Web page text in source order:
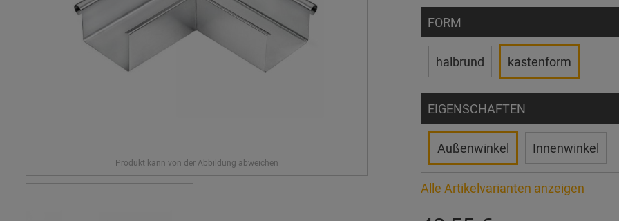
FORM
halbrund kastenform
EIGENSCHAFTEN
Außenwinkel Innenwinkel
Alle Artikelvarianten anzeigen